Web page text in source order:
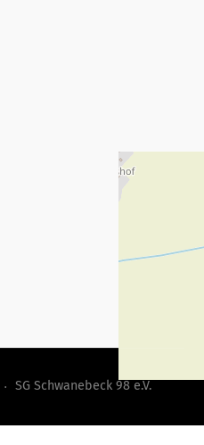
SG Schwanebeck 98 e.V.